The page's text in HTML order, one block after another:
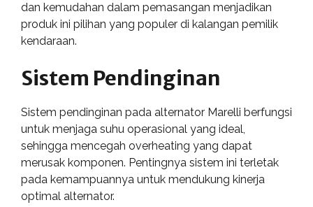
dan kemudahan dalam pemasangan menjadikan
produk ini pilihan yang populer di kalangan pemilik
kendaraan.
Sistem Pendinginan
Sistem pendinginan pada alternator Marelli berfungsi
untuk menjaga suhu operasional yang ideal,
sehingga mencegah overheating yang dapat
merusak komponen. Pentingnya sistem ini terletak
pada kemampuannya untuk mendukung kinerja
optimal alternator.